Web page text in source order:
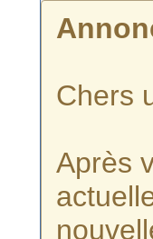
Chers
Après